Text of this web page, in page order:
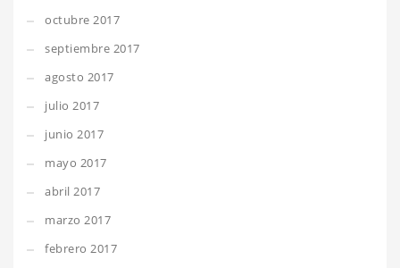
octubre 2017
septiembre 2017
agosto 2017
julio 2017
junio 2017
mayo 2017
abril 2017
marzo 2017
febrero 2017